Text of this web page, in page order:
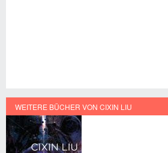
WEITERE BÜCHER VON CIXIN LIU